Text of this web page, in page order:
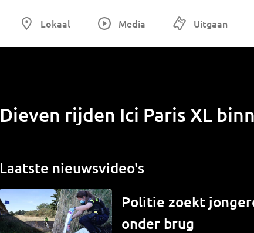
Lokaal Media Uitgaan
Dieven rijden Ici Paris XL
Laatste nieuwsvideo's
Politie zoekt
onder brug